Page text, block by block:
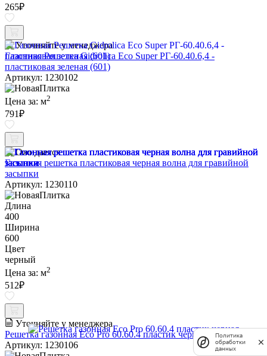
265₽
Уточняйте у менеджера
Газонная Решетка Gidrolica Eco Super РГ-60.40.6,4 -
пластиковая зеленая (601)
Артикул: 1230102
Цена за: м2
791₽
Ожидается
Газонная решетка пластиковая черная волна для гравийной
засыпки
Артикул: 1230110
Длина
400
Ширина
600
Цвет
черный
Цена за: м2
512₽
Уточняйте у менеджера
Решетка газонная Eco Pro 60.60.4 пластик черная
Артикул: 1230106
Политика
обработки
данных